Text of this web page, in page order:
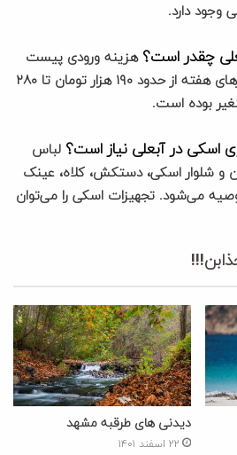
وجود دارد.
چقدر است؟ هزینه ورودی پیست
متغیر است و بسته به روزهای هفته از حدود ۱۹۰ هزار تومان تا ۲۸۰
اسکی در آبعلی نیاز است؟ لباس
شلوار اسکی، دستکش، کلاه، عینک
می‌شود. تجهیزات اسکی را می‌توان
دیدنی های طرقبه مشهد
۲۲ اسفند ۱۴۰۱